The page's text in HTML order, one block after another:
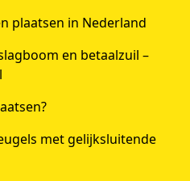
plaatsen in Nederland
en betaalzuil –
met gelijksluitende